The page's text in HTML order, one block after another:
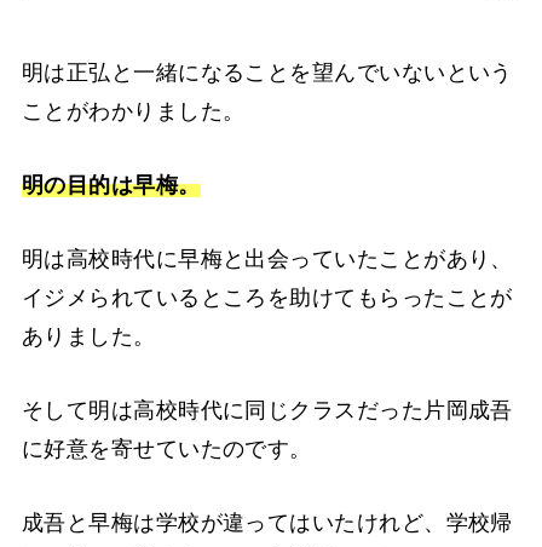
明は正弘と一緒になることを望んでいないという
ことがわかりました。
明の目的は早梅。
明は高校時代に早梅と出会っていたことがあり、
イジメられているところを助けてもらったことが
ありました。
そして明は高校時代に同じクラスだった片岡成吾
に好意を寄せていたのです。
成吾と早梅は学校が違ってはいたけれど、学校帰